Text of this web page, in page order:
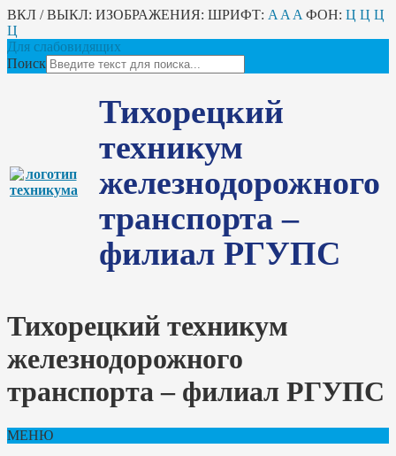
ВКЛ / ВЫКЛ: ИЗОБРАЖЕНИЯ: ШРИФТ: A A A ФОН: Ц Ц Ц
Ц
Для слабовидящих
Поиск
Тихорецкий
техникум
железнодорожного
транспорта –
филиал РГУПС
Тихорецкий техникум
железнодорожного
транспорта – филиал РГУПС
МЕНЮ